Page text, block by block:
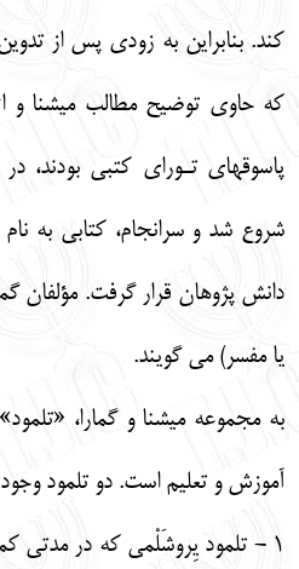
كند. بنابراين به زودي پس از
كه حاوي توضيح مطالب ميشنا و
پاسوقهاي تـوراي كتبي بودند،
شروع شد و سرانجام، كتابي به
دانش پژوهان قرار گرفت. مؤلفان
يا مفسر) مي گويند.
به مجموعه ميشنا و گمارا،
آموزش و تعليم است. دو تلمود وجود